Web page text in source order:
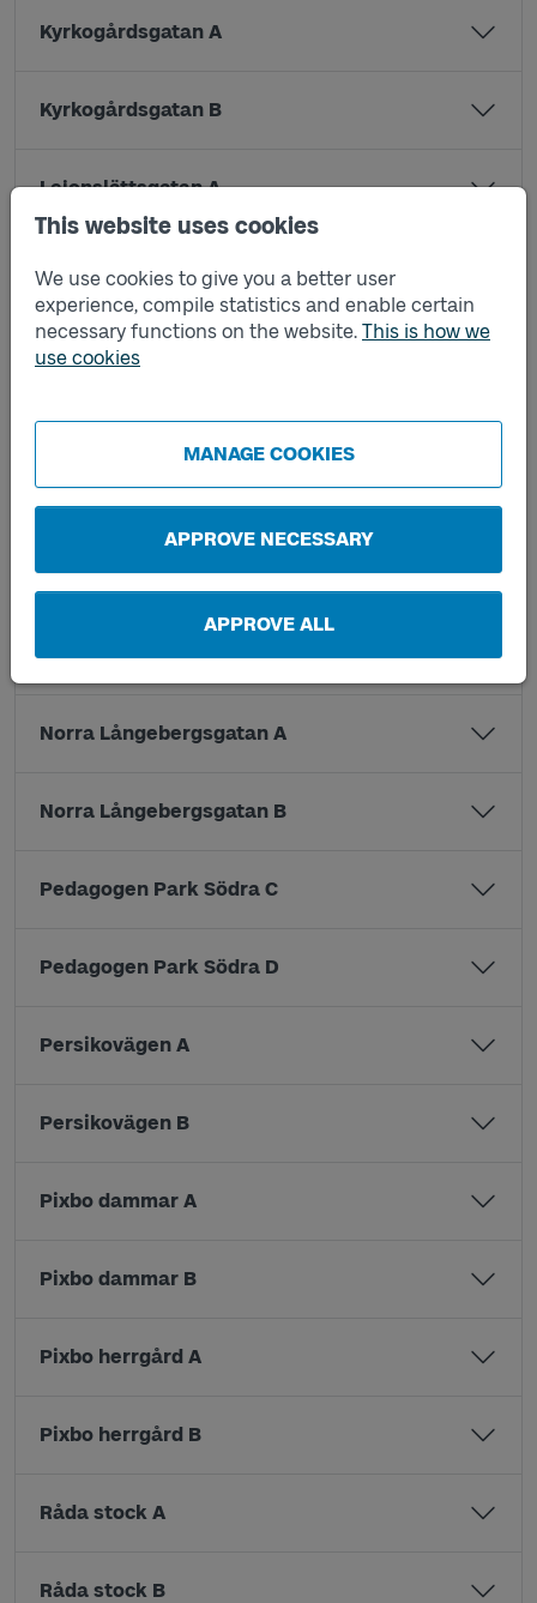
This website uses cookies
We use cookies to give you a better user
experience, compile statistics and enable certain
necessary functions on the website. This is how we
use cookies
MANAGE COOKIES
APPROVE NECESSARY
APPROVE ALL
Kyrkogårdsgatan A
Kyrkogårdsgatan B
Lejonslättsgatan A
Lejonslättsgatan B
Lona Knapes Gata A
Lona Knapes Gata B
Mölndals bro B6
Mölnlycke resecentrum A
Norra Långebergsgatan A
Norra Långebergsgatan B
Pedagogen Park Södra C
Pedagogen Park Södra D
Persikovägen A
Persikovägen B
Pixbo dammar A
Pixbo dammar B
Pixbo herrgård A
Pixbo herrgård B
Råda stock A
Råda stock B